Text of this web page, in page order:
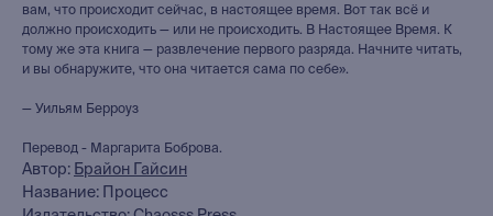
вам, что происходит сейчас, в настоящее время. Вот так всё и
должно происходить — или не происходить. В Настоящее Время. К
тому же эта книга — развлечение первого разряда. Начните читать,
и вы обнаружите, что она читается сама по себе».
— Уильям Берроуз
Перевод - Маргарита Боброва.
Автор: Брайон Гайсин
Название: Процесс
книжный интернет-магазин
Каталог